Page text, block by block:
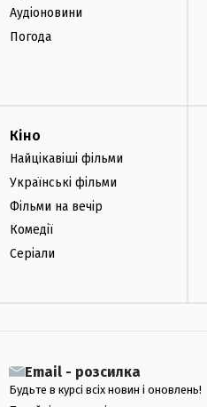
Аудіоновини
Погода
Кіно
Найцікавіші фільми
Українські фільми
Фільми на вечір
Комедії
Серіали
Email - розсилка
Будьте в курсі всіх новин і оновлень!